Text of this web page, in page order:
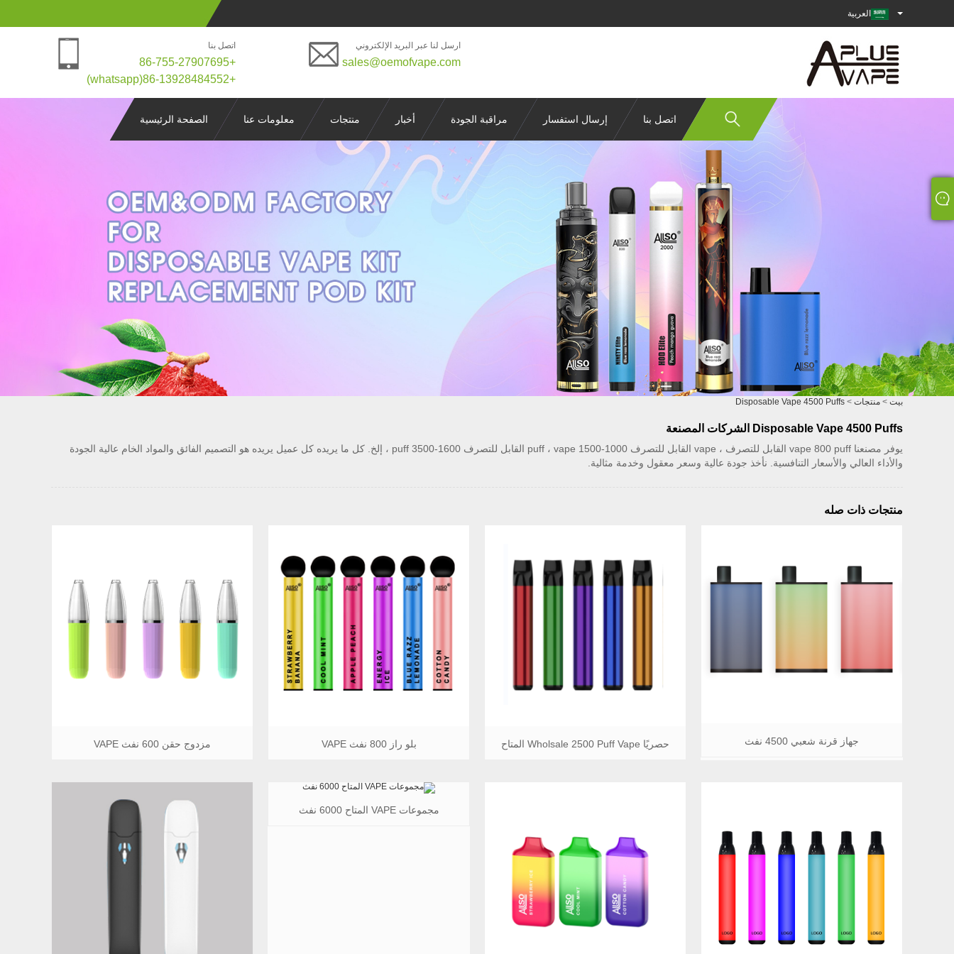
العربية
اتصل بنا
+86-755-27907695
+86-13928484552(whatsapp)
ارسل لنا عبر البريد الإلكتروني
sales@oemofvape.com
الصفحة الرئيسية معلومات عنا منتجات أخبار مراقبة الجودة إرسال استفسار اتصل بنا
بيت > منتجات >
Disposable Vape 4500 Puffs
Disposable Vape 4500 Puffs الشركات المصنعة
يوفر مصنعنا vape 800 puff القابل للتصرف ، vape القابل للتصرف 1000-1500 puff ، vape القابل للتصرف 1600-3500 puff ، إلخ. كل ما يريده كل عميل يريده هو التصميم الفائق والمواد الخام عالية الجودة
والأداء العالي والأسعار التنافسية. نأخذ جودة عالية وسعر معقول وخدمة مثالية.
منتجات ذات صله
جهاز قرنة شعبي 4500 نفث حصريًا Wholsale 2500 Puff Vape المتاح بلو راز 800 نفث VAPE مزدوج حقن 600 نفث VAPE
مجموعات VAPE المتاح 6000 نفث